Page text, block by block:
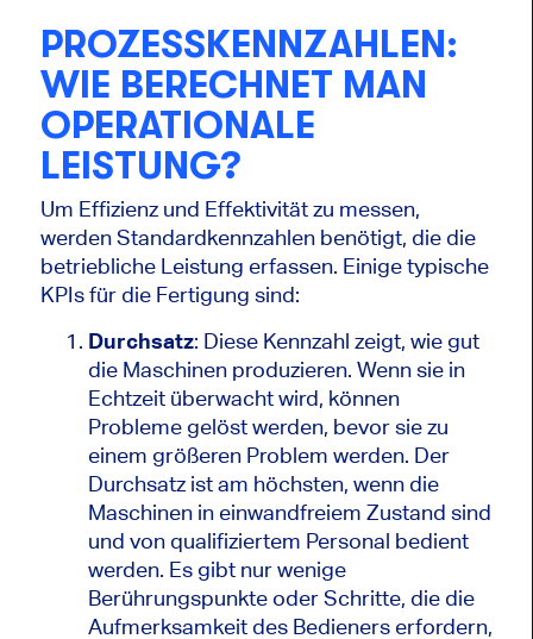
PROZESSKENNZAHLEN:
WIE BERECHNET MAN
OPERATIONALE
LEISTUNG?
Um Effizienz und Effektivität zu messen,
werden Standardkennzahlen benötigt, die die
betriebliche Leistung erfassen. Einige typische
KPIs für die Fertigung sind:
Durchsatz: Diese Kennzahl zeigt, wie gut
die Maschinen produzieren. Wenn sie in
Echtzeit überwacht wird, können
Probleme gelöst werden, bevor sie zu
einem größeren Problem werden. Der
Durchsatz ist am höchsten, wenn die
Maschinen in einwandfreiem Zustand sind
und von qualifiziertem Personal bedient
werden. Es gibt nur wenige
Berührungspunkte oder Schritte, die die
Aufmerksamkeit des Bedieners erfordern,